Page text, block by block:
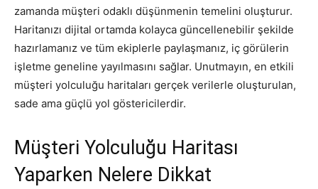
zamanda müşteri odaklı düşünmenin temelini oluşturur.
Haritanızı dijital ortamda kolayca güncellenebilir şekilde
hazırlamanız ve tüm ekiplerle paylaşmanız, iç görülerin
işletme geneline yayılmasını sağlar. Unutmayın, en etkili
müşteri yolculuğu haritaları gerçek verilerle oluşturulan,
sade ama güçlü yol göstericilerdir.
Müşteri Yolculuğu Haritası
Yaparken Nelere Dikkat